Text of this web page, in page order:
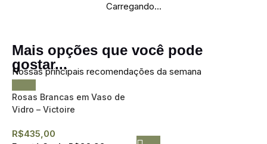
Carregando...
Mais opções que você pode
gostar...
Nossas principais recomendações da semana
Rosas Brancas em Vaso de
Vidro – Victoire
R$435,00